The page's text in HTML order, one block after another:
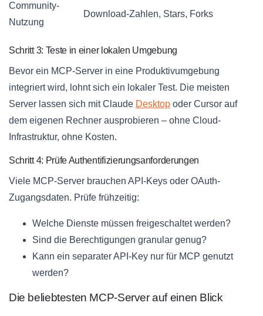
Community-
Nutzung
Download-Zahlen, Stars, Forks
Schritt 3: Teste in einer lokalen Umgebung
Bevor ein MCP-Server in eine Produktivumgebung
integriert wird, lohnt sich ein lokaler Test. Die meisten
Server lassen sich mit Claude Desktop oder Cursor auf
dem eigenen Rechner ausprobieren – ohne Cloud-
Infrastruktur, ohne Kosten.
Schritt 4: Prüfe Authentifizierungsanforderungen
Viele MCP-Server brauchen API-Keys oder OAuth-
Zugangsdaten. Prüfe frühzeitig:
Welche Dienste müssen freigeschaltet werden?
Sind die Berechtigungen granular genug?
Kann ein separater API-Key nur für MCP genutzt
werden?
Die beliebtesten MCP-Server auf einen Blick